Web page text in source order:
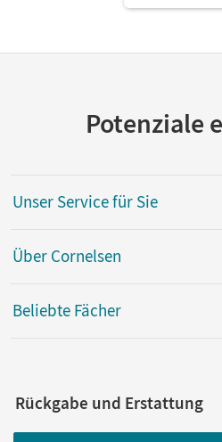
Potenziale
Unser Service für Sie
Über Cornelsen
Beliebte Fächer
Rückgabe und Erstattung